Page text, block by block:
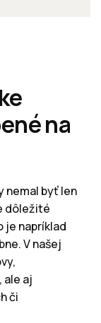
na
nemal byť len
dôležité
je napríklad
V našej
aj
či